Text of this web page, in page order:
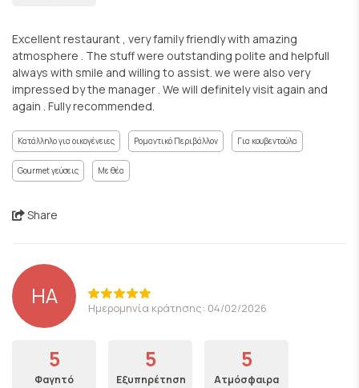
Excellent restaurant , very family friendly with amazing
atmosphere . The stuff were outstanding polite and helpfull
always with smile and willing to assist. we were also very
impressed by the manager . We will definitely visit again and
again . Fully recommended.
Κατάλληλο για οικογένειες Ρομαντικό Περιβάλλον Για κουβεντούλα
Gourmet γεύσεις Με θέα
Share
HA Ημερομηνία κράτησης: 04/02/2026
5
Φαγητό
5
Εξυπηρέτηση
5
Ατμόσφαιρα